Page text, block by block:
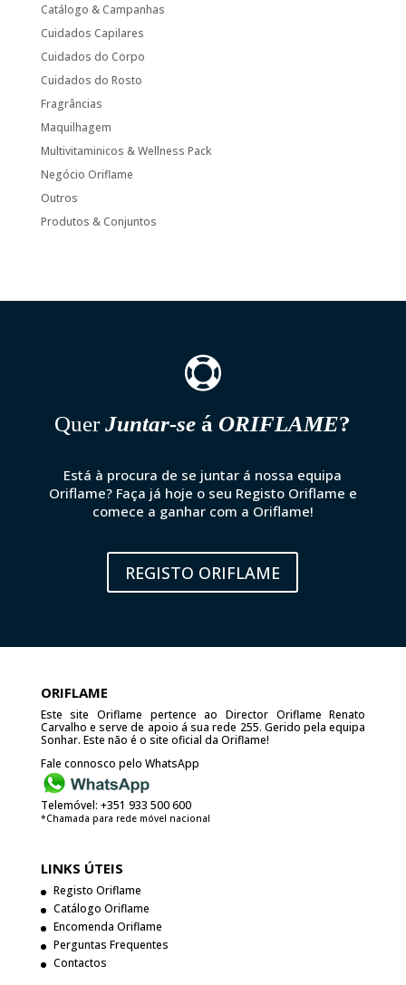
Catálogo & Campanhas
Cuidados Capilares
Cuidados do Corpo
Cuidados do Rosto
Fragrâncias
Maquilhagem
Multivitaminicos & Wellness Pack
Negócio Oriflame
Outros
Produtos & Conjuntos

QuerJuntar-se á ORIFLAME?
Está à procura de se juntar á nossa equipa
Oriflame? Faça já hoje o seu Registo Oriflame e
comece a ganhar com a Oriflame!
REGISTO ORIFLAME
ORIFLAME
Este site Oriflame pertence ao Director Oriflame Renato
Carvalho e serve de apoio á sua rede 255. Gerido pela equipa
Sonhar. Este não é o site oficial da Oriflame!
Fale connosco pelo WhatsApp
Telemóvel: +351 933 500 600
*Chamada para rede móvel nacional
LINKS ÚTEIS
Registo Oriflame
Catálogo Oriflame
Encomenda Oriflame
Perguntas Frequentes
Contactos